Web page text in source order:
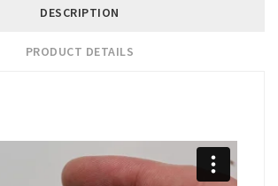
DESCRIPTION
PRODUCT DETAILS